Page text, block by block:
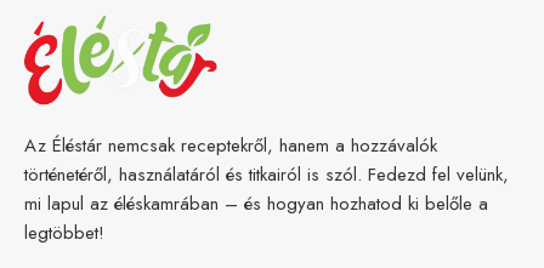
Az Éléstár nemcsak receptekről, hanem a hozzávalók
történetéről, használatáról és titkairól is szól. Fedezd fel velünk,
mi lapul az éléskamrában – és hogyan hozhatod ki belőle a
legtöbbet!